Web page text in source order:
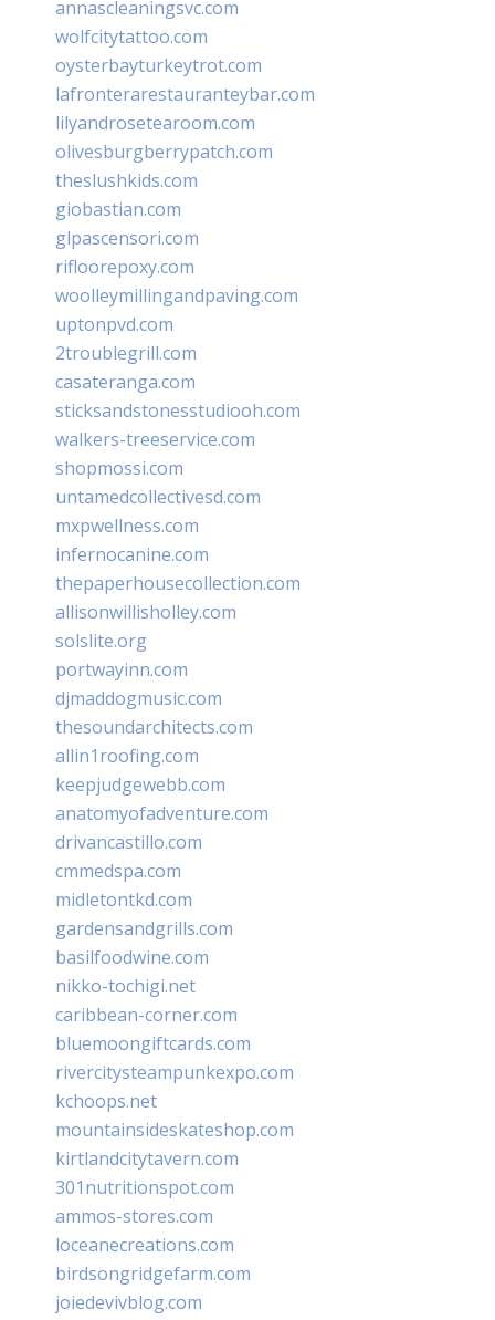
annascleaningsvc.com
wolfcitytattoo.com
oysterbayturkeytrot.com
lafronterarestauranteybar.com
lilyandrosetearoom.com
olivesburgberrypatch.com
theslushkids.com
giobastian.com
glpascensori.com
rifloorepoxy.com
woolleymillingandpaving.com
uptonpvd.com
2troublegrill.com
casateranga.com
sticksandstonesstudiooh.com
walkers-treeservice.com
shopmossi.com
untamedcollectivesd.com
mxpwellness.com
infernocanine.com
thepaperhousecollection.com
allisonwillisholley.com
solslite.org
portwayinn.com
djmaddogmusic.com
thesoundarchitects.com
allin1roofing.com
keepjudgewebb.com
anatomyofadventure.com
drivancastillo.com
cmmedspa.com
midletontkd.com
gardensandgrills.com
basilfoodwine.com
nikko-tochigi.net
caribbean-corner.com
bluemoongiftcards.com
rivercitysteampunkexpo.com
kchoops.net
mountainsideskateshop.com
kirtlandcitytavern.com
301nutritionspot.com
ammos-stores.com
loceanecreations.com
birdsongridgefarm.com
joiedevivblog.com